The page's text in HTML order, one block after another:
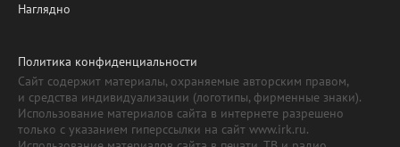
Наглядно
Политика конфиденциальности
Сайт содержит материалы, охраняемые авторским правом,
и средства индивидуализации (логотипы, фирменные знаки).
Использование материалов сайта в интернете разрешено
только с указанием гиперссылки на сайт www.irk.ru.